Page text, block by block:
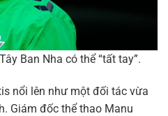
Ban Nha có thể “tất tay”.
nổi lên như một đối tác vừa
Giám đốc thể thao Manu